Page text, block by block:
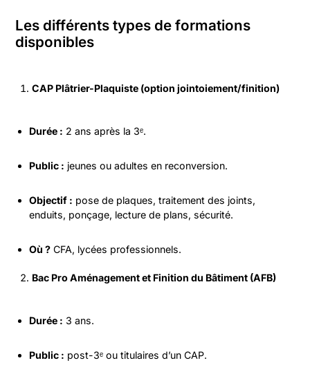
Les différents types de formations
disponibles
CAP Plâtrier-Plaquiste (option jointoiement/finition)
Durée : 2 ans après la 3ᵉ.
Public : jeunes ou adultes en reconversion.
Objectif : pose de plaques, traitement des joints,
enduits, ponçage, lecture de plans, sécurité.
Où ? CFA, lycées professionnels.
Bac Pro Aménagement et Finition du Bâtiment (AFB)
Durée : 3 ans.
Public : post-3ᵉ ou titulaires d’un CAP.